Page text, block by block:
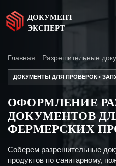
ДОКУМЕНТ
ЭКСПЕРТ
Главная Разрешительные
ДОКУМЕНТЫ ДЛЯ ПРОВЕРОК •
ОФОРМЛЕНИЕ
ДОКУМЕНТОВ
ФЕРМЕРСКИХ
Соберем разрешительные
продуктов по санитарному,